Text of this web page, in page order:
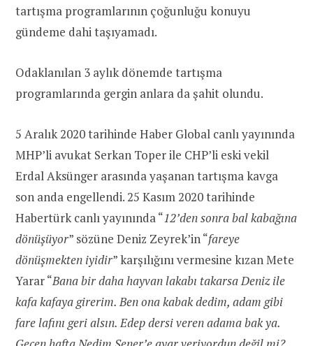
tartışma programlarının çoğunluğu konuyu
gündeme dahi taşıyamadı.
Odaklanılan 3 aylık dönemde tartışma
programlarında gergin anlara da şahit olundu.
5 Aralık 2020 tarihinde Haber Global canlı yayınında
MHP’li avukat Serkan Toper ile CHP’li eski vekil
Erdal Aksünger arasında yaşanan tartışma kavga
son anda engellendi. 25 Kasım 2020 tarihinde
Habertürk canlı yayınında “12’den sonra bal kabağına
dönüşüyor” sözüne Deniz Zeyrek’in “fareye
dönüşmekten iyidir” karşılığını vermesine kızan Mete
Yarar “Bana bir daha hayvan lakabı takarsa Deniz ile
kafa kafaya girerim. Ben ona kabak dedim, adam gibi
fare lafını geri alsın. Edep dersi veren adama bak ya.